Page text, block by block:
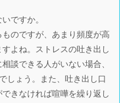
ですか。
のですが、あまり頻度が高
よね。ストレスの吐き出し
談できる人がいない場合、
しょう。また、吐き出し口
きなければ喧嘩を繰り返し